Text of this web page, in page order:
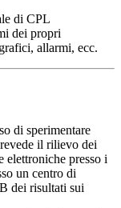
di CPL
dei propri
allarmi, ecc.
di sperimentare
il rilievo dei
elettroniche presso i
un centro di
dei risultati sui